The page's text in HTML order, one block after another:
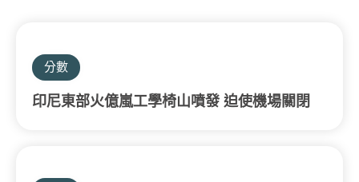
分數
印尼東部火億嵐工學椅山噴發 迫使機場關閉